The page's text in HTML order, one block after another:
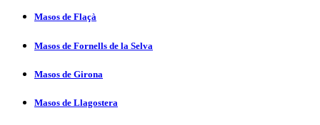
Masos de Flaçà
Masos de Fornells de la Selva
Masos de Girona
Masos de Llagostera